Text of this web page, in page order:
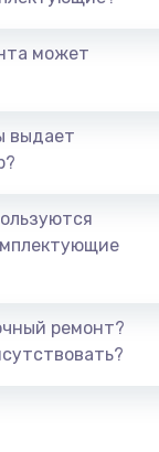
1440 руб.
южного моста
батарейки BIOS
Заказать
может
выдает
ремонт?